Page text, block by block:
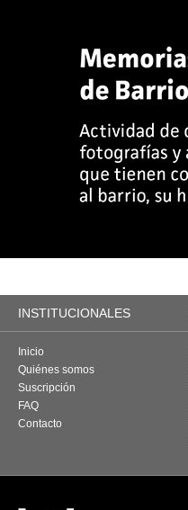
INSTITUCIONALES
Inicio
Quiénes somos
Suscripción
FAQ
Contacto